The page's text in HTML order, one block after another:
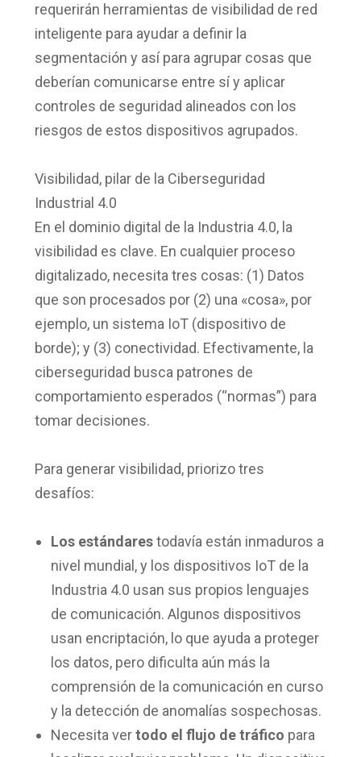
requerirán herramientas de visibilidad de red
inteligente para ayudar a definir la
segmentación y así para agrupar cosas que
deberían comunicarse entre sí y aplicar
controles de seguridad alineados con los
riesgos de estos dispositivos agrupados.
Visibilidad, pilar de la Ciberseguridad
Industrial 4.0
En el dominio digital de la Industria 4.0, la
visibilidad es clave. En cualquier proceso
digitalizado, necesita tres cosas: (1) Datos
que son procesados por (2) una «cosa», por
ejemplo, un sistema IoT (dispositivo de
borde); y (3) conectividad. Efectivamente, la
ciberseguridad busca patrones de
comportamiento esperados (“normas”) para
tomar decisiones.
Para generar visibilidad, priorizo tres
desafíos:
Los estándarestodavía están inmaduros a
nivel mundial, y los dispositivos IoT de la
Industria 4.0 usan sus propios lenguajes
de comunicación. Algunos dispositivos
usan encriptación, lo que ayuda a proteger
los datos, pero dificulta aún más la
comprensión de la comunicación en curso
y la detección de anomalías sospechosas.
Necesita vertodo el flujo de tráfico para